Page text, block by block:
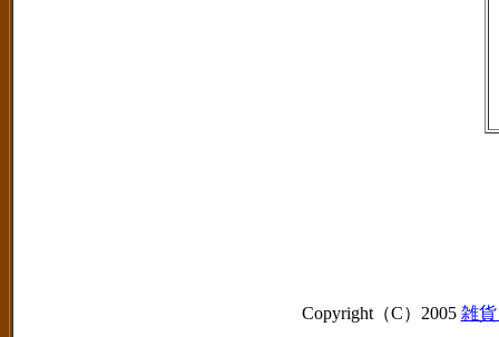
Copyright（C）2005 雑